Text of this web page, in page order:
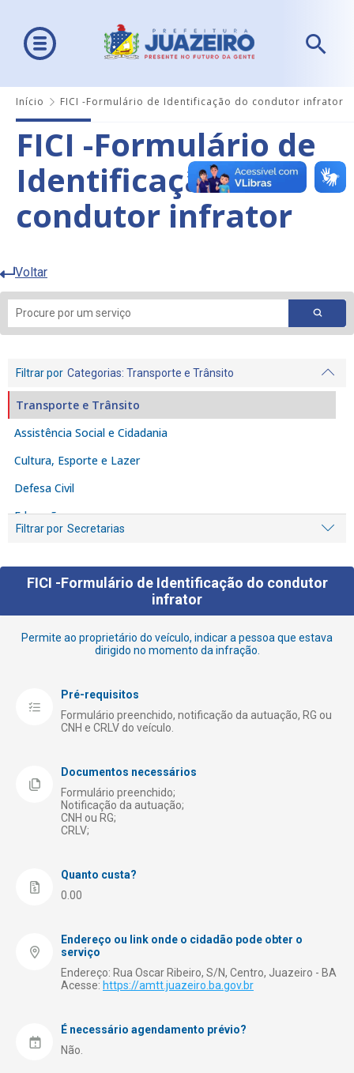
Início FICI -Formulário de Identificação do condutor infrator
FICI -Formulário de
Identificação do
condutor infrator
Voltar
Filtrar por Categorias: Transporte e Trânsito
Filtrar por Secretarias
Assistência Social e Cidadania
Cultura, Esporte e Lazer
Defesa Civil
Educação
Fiscalização e Denúncia
Licenciamento e Alvarás
Meio Ambiente
Obras Públicas
Receita Municipal – Tributação
Registro de Empresas
Transporte e Trânsito
FICI -Formulário de Identificação do condutor
infrator
Permite ao proprietário do veículo, indicar a pessoa que estava
dirigido no momento da infração.
Pré-requisitos
Formulário preenchido, notificação da autuação, RG ou
CNH e CRLV do veículo.
Documentos necessários
Formulário preenchido;
Notificação da autuação;
CNH ou RG;
CRLV;
Quanto custa?
0.00
Endereço ou link onde o cidadão pode obter o
serviço
Endereço: Rua Oscar Ribeiro, S/N, Centro, Juazeiro - BA
Acesse: https://amtt.juazeiro.ba.gov.br
É necessário agendamento prévio?
Não.